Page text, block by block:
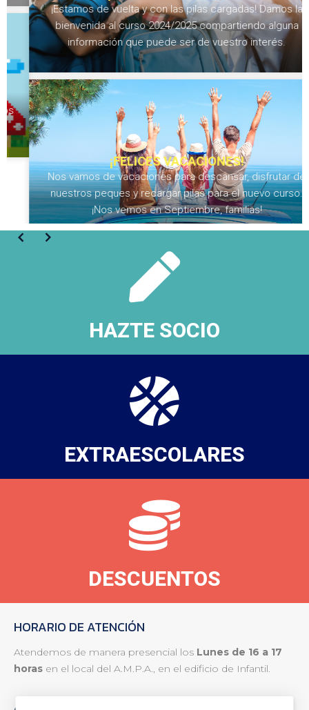
¡Estamos de vuelta y con las pilas cargadas! Damos la
bienvenida al curso 2024/2025 compartiendo alguna
información que puede ser de vuestro interés.
¡FELICES VACACIONES!
Nos vamos de vacaciones para descansar, disfrutar de
nuestros peques y recargar pilas para el nuevo curso.
¡Nos vemos en Septiembre, familias!
Atendemos de manera presencial losLunes de 16 a 17